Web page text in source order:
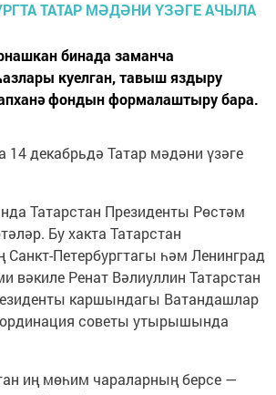
бинада заманча
куелган, тавыш яздыру
фондын формалаштыру бара.
14 декабрьдә Татар мәдәни үзәге
Татарстан Президенты Рөстәм
Бу хакта Татарстан
Петербургтагы һәм Ленинград
вәкиле Ренат Вәлиуллин Татарстан
каршындагы Ватандашлар
советы утырышында
иң мөһим чараларның берсе —